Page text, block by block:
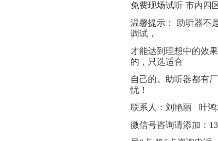
免费现场试听 市内四
温馨提示： 助听器不
调试，
才能达到理想中的效
的，只选适合
自己的。助听器都有
忧！
联系人：刘艳丽 叶
微信号咨询请添加：